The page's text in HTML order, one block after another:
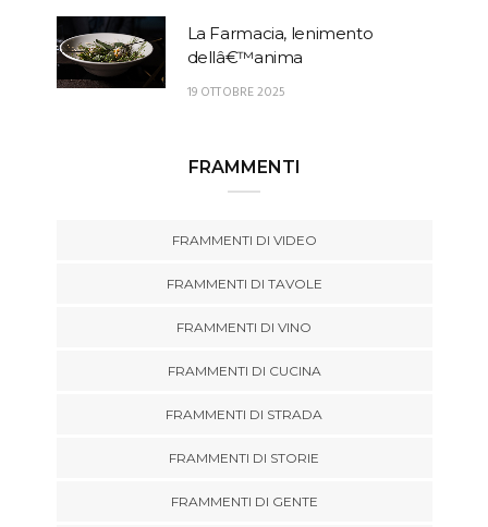
La Farmacia, lenimento
dellâ€™anima
19 OTTOBRE 2025
FRAMMENTI
FRAMMENTI DI VIDEO
FRAMMENTI DI TAVOLE
FRAMMENTI DI VINO
FRAMMENTI DI CUCINA
FRAMMENTI DI STRADA
FRAMMENTI DI STORIE
FRAMMENTI DI GENTE